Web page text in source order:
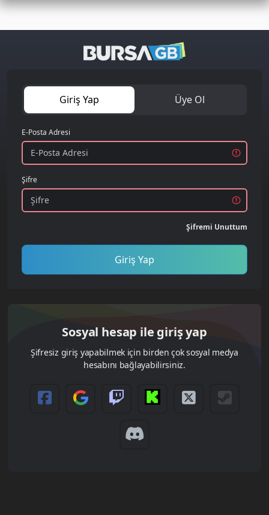
Giriş Yap Üye Ol
E-Posta Adresi
Şifre
Şifremi Unuttum
Giriş Yap
Sosyal hesap ile giriş yap
Şifresiz giriş yapabilmek için birden çok sosyal medya
hesabını bağlayabilirsiniz.